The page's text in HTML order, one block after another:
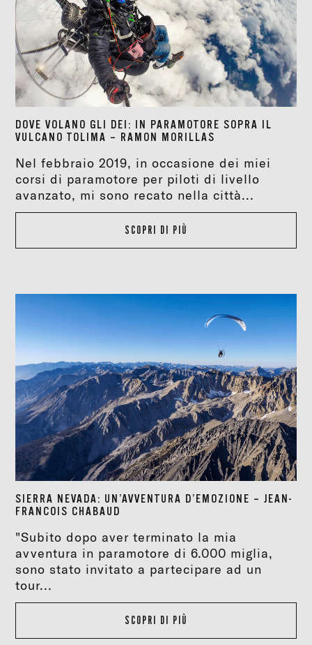
DOVE VOLANO GLI DEI: IN PARAMOTORE SOPRA IL
VULCANO TOLIMA – RAMON MORILLAS
Nel febbraio 2019, in occasione dei miei
corsi di paramotore per piloti di livello
avanzato, mi sono recato nella città...
SCOPRI DI PIÙ
SIERRA NEVADA: UN’AVVENTURA D’EMOZIONE – JEAN-
FRANCOIS CHABAUD
"Subito dopo aver terminato la mia
avventura in paramotore di 6.000 miglia,
sono stato invitato a partecipare ad un
tour...
SCOPRI DI PIÙ